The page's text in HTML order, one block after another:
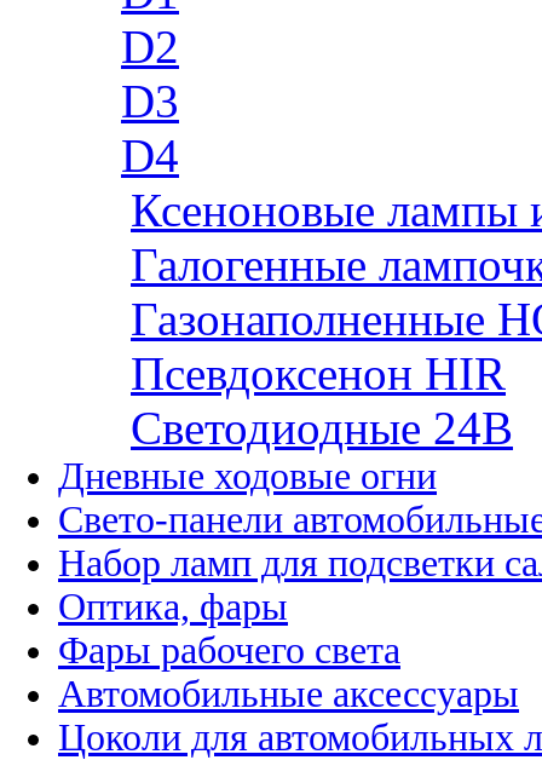
D2
D3
D4
Ксеноновые лампы
Галогенные
Газонаполненные
Псевдоксенон HIR
Cветодиодные 24B
Дневные ходовые огни
Свето-панели
Набор ламп для подсветки
Оптика, фары
Фары рабочего света
Автомобильные аксессуары
Цоколи для автомобильных